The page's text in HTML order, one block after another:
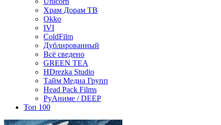
Храм Дорам ТВ
Okko
IVI
ColdFilm
Дублированный
Всё сведено
GREEN TEA
HDrezka Studio
Тайм Медиа Групп
Head Pack Films
РуАниме / DEEP
Топ 100